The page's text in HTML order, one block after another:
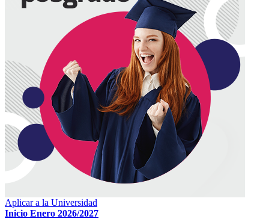
Aplicar a la Universidad
Inicio Enero 2026/2027